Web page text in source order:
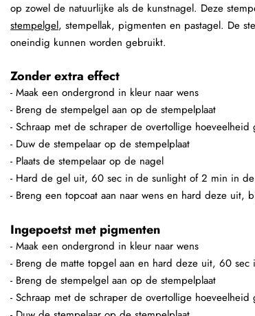
op zowel de natuurlijke als de kunstnagel. Deze
stempelgel, stempellak, pigmenten en pastagel. De
oneindig kunnen worden gebruikt.
Zonder extra effect
- Maak een ondergrond in kleur naar wens
- Breng de stempelgel aan op de stempelplaat
- Schraap met de schraper de overtollige hoeveelheid
- Duw de stempelaar op de stempelplaat
- Plaats de stempelaar op de nagel
- Hard de gel uit, 60 sec in de sunlight of 2 min in
- Breng een topcoat aan naar wens en hard deze uit,
Ingepoetst met pigmenten
- Maak een ondergrond in kleur naar wens
- Breng de matte topgel aan en hard deze uit, 60
- Breng de stempelgel aan op de stempelplaat
- Schraap met de schraper de overtollige hoeveelheid